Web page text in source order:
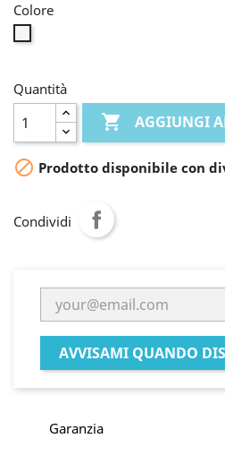
Colore
Quantità
 AGGIUNGI
 Prodotto disponibile con
Condividi
AVVISAMI QUANDO
Garanzia